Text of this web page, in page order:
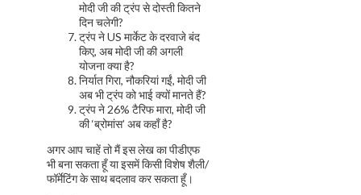
मोदी जी की ट्रंप से दोस्ती कितने
दिन चलेगी?
ट्रंप ने US मार्केट के दरवाजे बंद
किए, अब मोदी जी की अगली
योजना क्या है?
निर्यात गिरा, नौकरियां गईं, मोदी जी
अब भी ट्रंप को भाई क्यों मानते हैं?
ट्रंप ने 26% टैरिफ मारा, मोदी जी
की ‘ब्रोमांस’ अब कहाँ है?
अगर आप चाहें तो मैं इस लेख का पीडीएफ
भी बना सकता हूँ या इसमें किसी विशेष शैली/
फॉर्मेटिंग के साथ बदलाव कर सकता हूँ।